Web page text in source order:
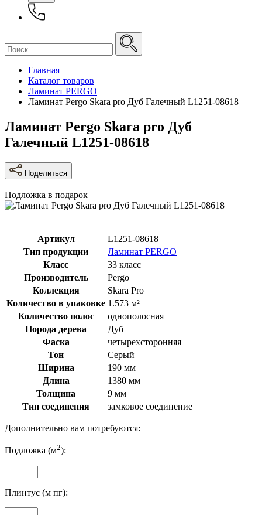
Главная
Каталог товаров
Ламинат PERGO
Ламинат Pergo Skara pro Дуб Галечный L1251-08618
Ламинат Pergo Skara pro Дуб
Галечный L1251-08618
Поделиться
Подложка в подарок
Артикул
L1251-08618
Тип продукции
Ламинат PERGO
Класс
33 класс
Производитель
Pergo
Коллекция
Skara Pro
Количество в упаковке 1.573 м²
Количество полос
однополосная
Порода дерева
Дуб
Фаска
четырехсторонняя
Тон
Серый
Ширина
190 мм
Длина
1380 мм
Толщина
9 мм
Тип соединения
замковое соединение
Дополнительно вам потребуются:
Подложка (м2):
Плинтус (м пг):